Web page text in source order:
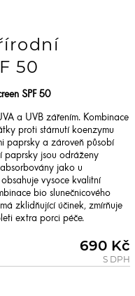
50
SPF 50
a UVB zářením. Kombinace
proti stárnutí koenzymu
paprsky a zároveň působí
paprsky jsou odráženy
jako u
obsahuje vysoce kvalitní
bio slunečnicového
zklidňující účinek, zmírňuje
extra porci péče.
690 Kč
S DPH